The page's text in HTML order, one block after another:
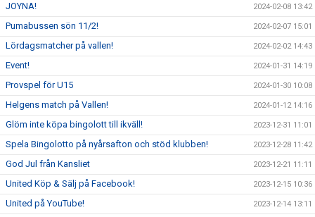
JOYNA! 2024-02-08 13:42
Pumabussen sön 11/2! 2024-02-07 15:01
Lördagsmatcher på vallen! 2024-02-02 14:43
Event! 2024-01-31 14:19
Provspel för U15 2024-01-30 10:08
Helgens match på Vallen! 2024-01-12 14:16
Glöm inte köpa bingolott till ikväll! 2023-12-31 11:01
Spela Bingolotto på nyårsafton och stöd klubben! 2023-12-28 11:42
God Jul från Kansliet 2023-12-21 11:11
United Köp & Sälj på Facebook! 2023-12-15 10:36
United på YouTube! 2023-12-14 13:11